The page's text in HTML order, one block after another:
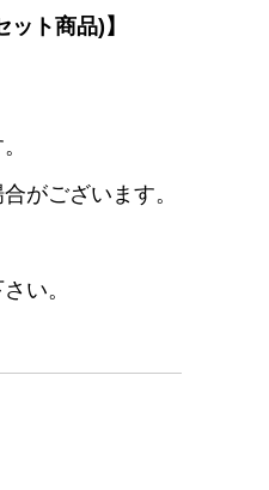
ト商品)】
がございます。
い。